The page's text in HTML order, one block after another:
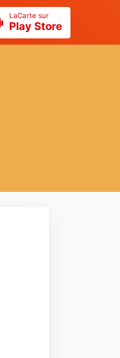
LaCarte sur
Play Store